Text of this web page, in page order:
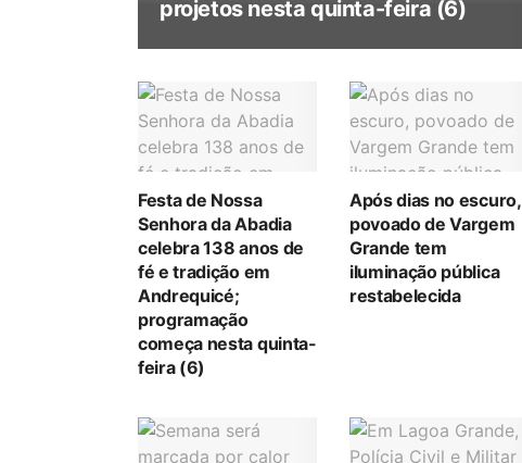
projetos nesta quinta-feira (6)
Festa de Nossa
Senhora da Abadia
celebra 138 anos de
fé e tradição em
Andrequicé;
programação
começa nesta quinta-
feira (6)
Após dias no escuro,
povoado de Vargem
Grande tem
iluminação pública
restabelecida